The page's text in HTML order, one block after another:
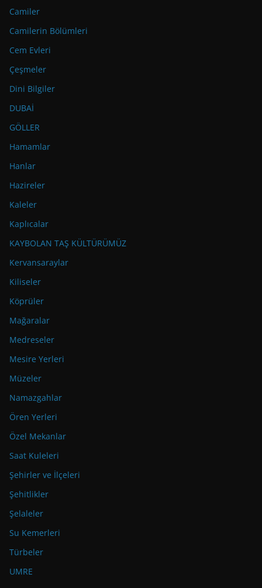
Camiler
Camilerin Bölümleri
Cem Evleri
Çeşmeler
Dini Bilgiler
DUBAİ
GÖLLER
Hamamlar
Hanlar
Hazireler
Kaleler
Kaplıcalar
KAYBOLAN TAŞ KÜLTÜRÜMÜZ
Kervansaraylar
Kiliseler
Köprüler
Mağaralar
Medreseler
Mesire Yerleri
Müzeler
Namazgahlar
Ören Yerleri
Özel Mekanlar
Saat Kuleleri
Şehirler ve İlçeleri
Şehitlikler
Şelaleler
Su Kemerleri
Türbeler
UMRE